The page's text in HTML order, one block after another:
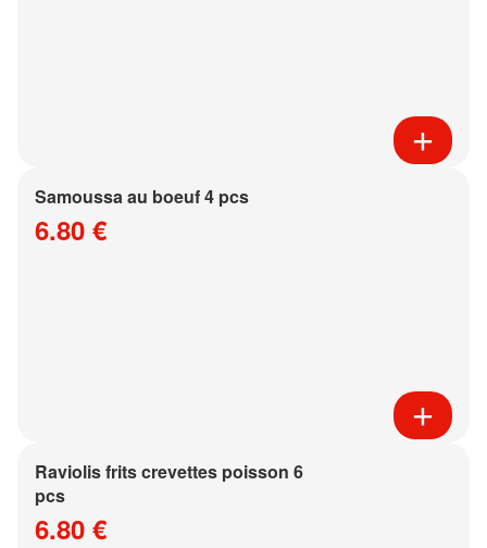
Samoussa au boeuf 4 pcs
6.80 €
Raviolis frits crevettes poisson 6
pcs
6.80 €